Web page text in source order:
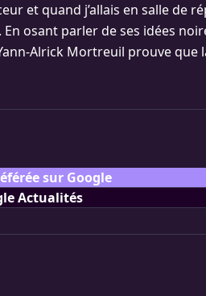
et quand j’allais en salle de
osant parler de ses idées
Alrick Mortreuil prouve que
sur Google
Actualités